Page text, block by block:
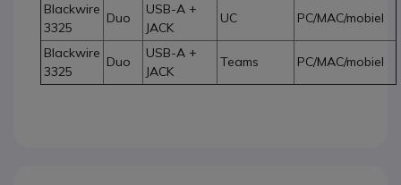
Blackwire
3325
Duo
USB-A +
JACK
UC PC/MAC/mobiel
Blackwire
3325
Duo
USB-A +
JACK
Teams PC/MAC/mobiel